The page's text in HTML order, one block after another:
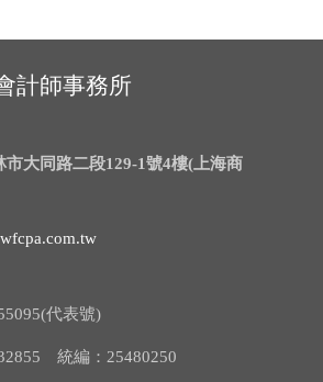
計師事務所
市大同路二段129-1號4樓(上海商
代表號)
統編：25480250